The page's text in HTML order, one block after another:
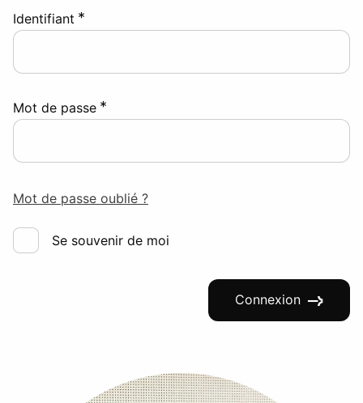
Identifiant *
Mot de passe *
Mot de passe oublié ?
Se souvenir de moi
Connexion